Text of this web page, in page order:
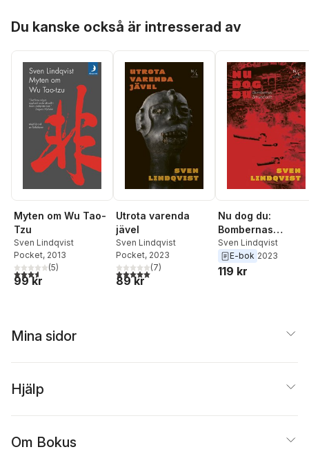
Du kanske också är intresserad av
Myten om Wu Tao-
Tzu
Sven Lindqvist
Pocket, 2013
3,6utav 5 stjärnor. Totalt antal röster:
(5)
99 kr
Utrota varenda
jävel
Sven Lindqvist
Pocket, 2023
5,0utav 5 stjärnor. Totalt antal röster:
(7)
89 kr
Nu dog du:
Bombernas
århundrade
Sven Lindqvist
E-bok 2023
119 kr
Mina sidor
Hjälp
Om Bokus